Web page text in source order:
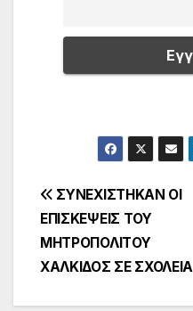
Πλοήγηση
άρθρων
ΣΥΝΕΧΙΣΤΗΚΑΝ ΟΙ
ΕΠΙΣΚΕΨΕΙΣ ΤΟΥ
ΜΗΤΡΟΠΟΛΙΤΟΥ
ΧΑΛΚΙΔΟΣ ΣΕ ΣΧΟΛΕΙΑ